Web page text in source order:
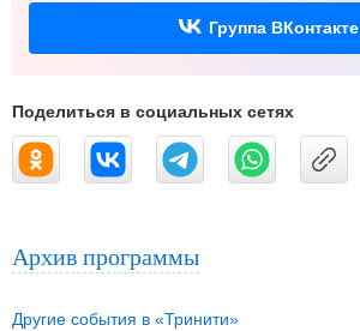
Группа ВКонтакте
Поделиться в социальных сетях
Архив программы
Другие события в «Тринити»